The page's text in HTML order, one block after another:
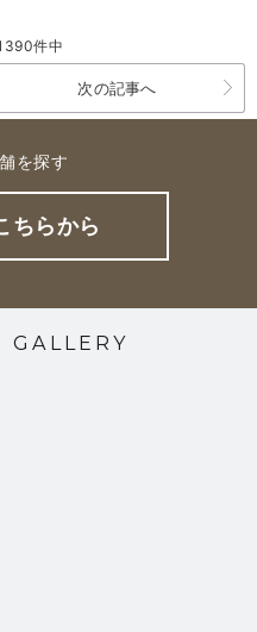
件中
次の記事へ
を探す
ちらから
GALLERY